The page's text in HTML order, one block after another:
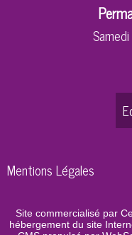
Mentions Légales
Site commercialisé par
hébergement du site